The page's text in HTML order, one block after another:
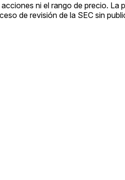
ni el rango de precio. La
de revisión de la SEC sin